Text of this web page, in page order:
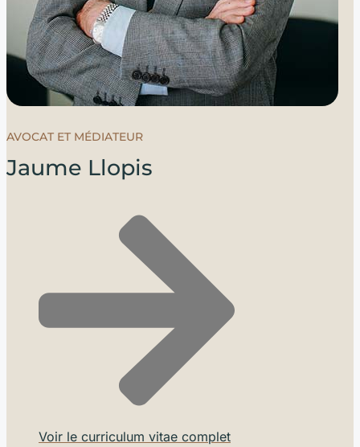
AVOCAT ET MÉDIATEUR
Jaume Llopis
Voir le curriculum vitae complet